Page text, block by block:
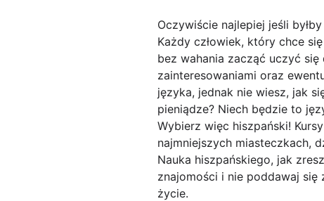
Oczywiście najlepiej jeśli
Każdy człowiek, który chce
bez wahania zacząć uczyć
zainteresowaniami oraz
języka, jednak nie wiesz, jak
pieniądze? Niech będzie to
Wybierz więc hiszpański!
najmniejszych miasteczkach,
Nauka hiszpańskiego, jak
znajomości i nie poddawaj się
życie.